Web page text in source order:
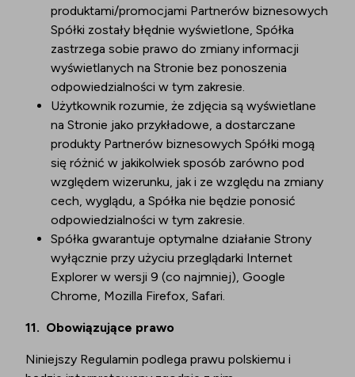
produktami/promocjami Partnerów biznesowych
Spółki zostały błędnie wyświetlone, Spółka
zastrzega sobie prawo do zmiany informacji
wyświetlanych na Stronie bez ponoszenia
odpowiedzialności w tym zakresie.
Użytkownik rozumie, że zdjęcia są wyświetlane
na Stronie jako przykładowe, a dostarczane
produkty Partnerów biznesowych Spółki mogą
się różnić w jakikolwiek sposób zarówno pod
względem wizerunku, jak i ze względu na zmiany
cech, wyglądu, a Spółka nie będzie ponosić
odpowiedzialności w tym zakresie.
Spółka gwarantuje optymalne działanie Strony
wyłącznie przy użyciu przeglądarki Internet
Explorer w wersji 9 (co najmniej), Google
Chrome, Mozilla Firefox, Safari.
11. Obowiązujące prawo
Niniejszy Regulamin podlega prawu polskiemu i